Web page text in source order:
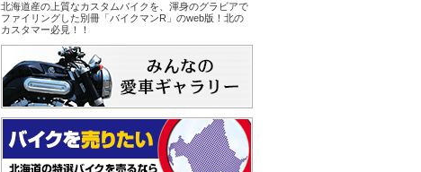
北海道産の上質なカスタムバイクを、渾身のグラビアで
ファイリングした別冊「バイクマンR」のweb版！北の
カスタマー必見！！